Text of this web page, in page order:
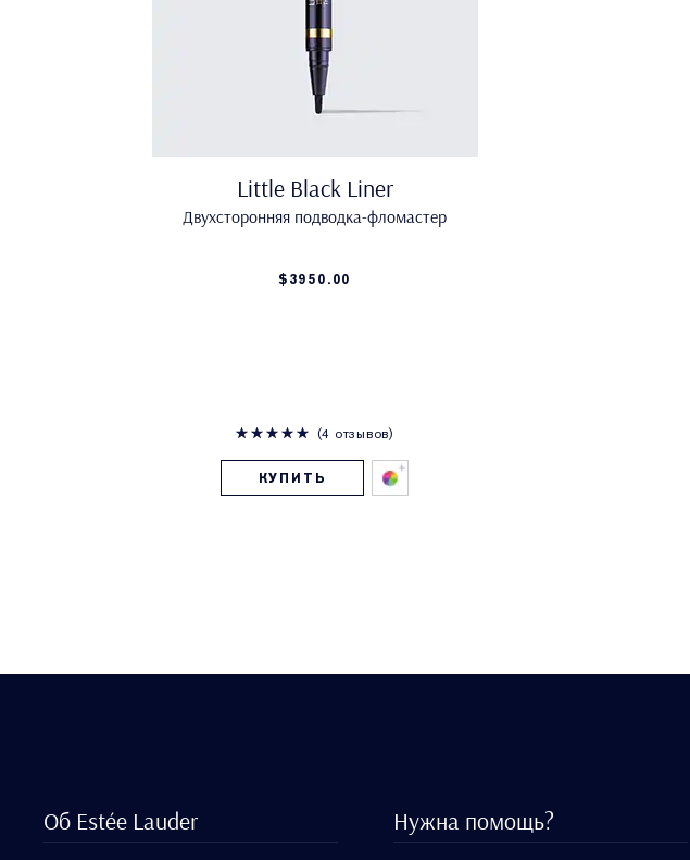
Little Black Liner
Двухсторонняя подводка-фломастер
$3950.00
4 отзывов
КУПИТЬ
Об Estée Lauder Нужна помощь?